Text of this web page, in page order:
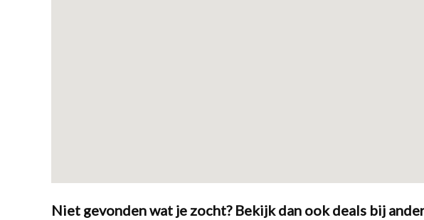
Niet gevonden wat je zocht? Bekijk dan ook deals bij